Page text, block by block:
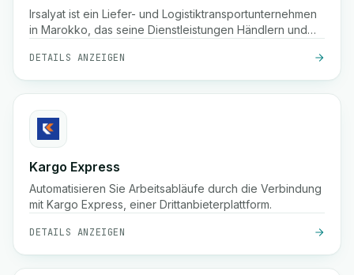
Irsalyat ist ein Liefer- und Logistiktransportunternehmen
in Marokko, das seine Dienstleistungen Händlern und
DETAILS ANZEIGEN
Kargo Express
Automatisieren Sie Arbeitsabläufe durch die Verbindung
mit Kargo Express, einer Drittanbieterplattform.
DETAILS ANZEIGEN